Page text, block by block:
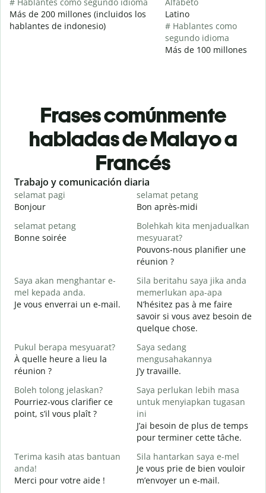
Más de 200 millones (incluidos los
hablantes de indonesio)
Latino
# Hablantes como
segundo idioma
Más de 100 millones
Frases comúnmente
habladas de Malayo a
Francés
Slide 1 of 6
Trabajo y comunicación diaria
selamat pagi
Bonjour
selamat petang
Bon après-midi
selamat petang
Bonne soirée
Bolehkah kita menjadualkan
mesyuarat?
Pouvons-nous planifier une
réunion ?
Saya akan menghantar e-
mel kepada anda.
Je vous enverrai un e-mail.
Sila beritahu saya jika anda
memerlukan apa-apa
N’hésitez pas à me faire
savoir si vous avez besoin de
quelque chose.
Pukul berapa mesyuarat?
À quelle heure a lieu la
réunion ?
Saya sedang
mengusahakannya
J’y travaille.
Boleh tolong jelaskan?
Pourriez-vous clarifier ce
point, s’il vous plaît ?
Saya perlukan lebih masa
untuk menyiapkan tugasan
ini
J’ai besoin de plus de temps
pour terminer cette tâche.
Terima kasih atas bantuan
anda!
Merci pour votre aide !
Sila hantarkan saya e-mel
Je vous prie de bien vouloir
m’envoyer un e-mail.